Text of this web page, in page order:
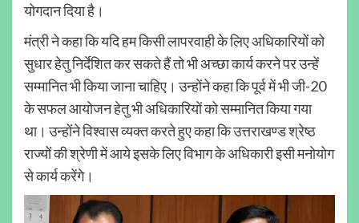
योगदान दिया है।
मंत्री ने कहा कि यदि हम किसी लापरवाही के लिए अधिकारियों को
सुधार हेतु निर्देशित कर सकते हैं तो भी अच्छा कार्य करने पर उन्हें
सम्मानित भी किया जाना चाहिए। उन्होंने कहा कि पूर्व में भी जी-20
के सफल आयोजन हेतु भी अधिकारियों को सम्मानित किया गया
था। उन्होंने विश्वास व्यक्त करते हुए कहा कि उत्तराखण्ड श्रेष्ठ
राज्यों की श्रेणी में आये इसके लिए विभाग के अधिकारी इसी मनोयोग
से कार्य करेंगे।